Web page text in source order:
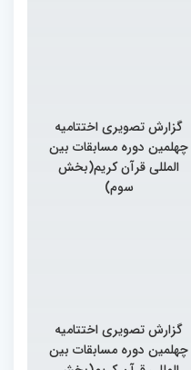
گزارش تصویری اختتامیه
چهلمین دوره مسابقات بین
المللی قرآن کریم(بخش
سوم)
گزارش تصویری اختتامیه
چهلمین دوره مسابقات بین